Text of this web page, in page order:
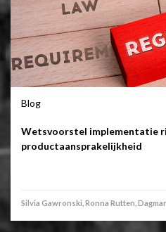
Blog
Wetsvoorstel implementatie
productaansprakelijkheid
Silvia Gawronski, Ronna Rutten,